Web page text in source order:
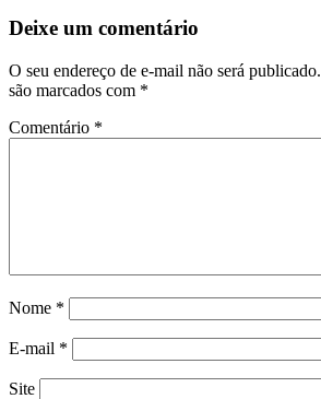
Deixe um comentário
O seu endereço de e-mail não será publicado.
são marcados com *
Comentário *
Nome *
E-mail *
Site